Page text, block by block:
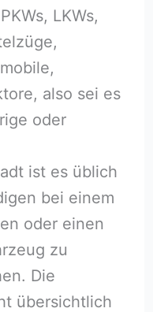
LKWs,
also sei es
oder
ist es üblich
bei einem
oder einen
zu
Die
übersichtlich